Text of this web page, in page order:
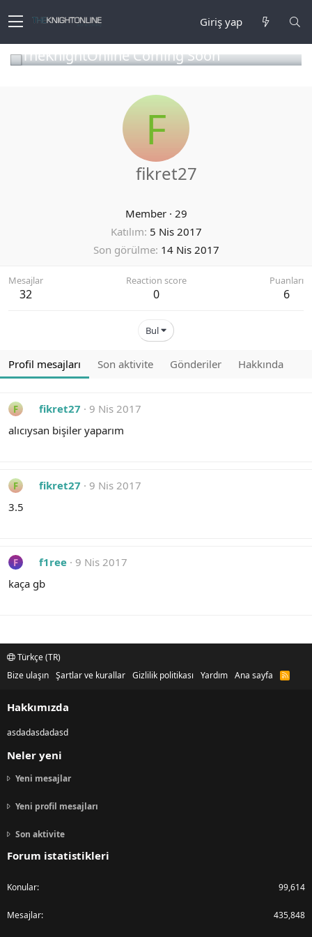
Giriş yap
TheKnightOnline Coming Soon
F
fikret27
Member · 29
Katılım 5 Nis 2017
Son görülme 14 Nis 2017
Mesajlar
32
Reaction score
0
Puanları
6
Bul
Profil mesajları Son aktivite Gönderiler Hakkında
F fikret27
9 Nis 2017
alıcıysan bişiler yaparım
F fikret27
9 Nis 2017
3.5
F f1ree
9 Nis 2017
kaça gb
Türkçe (TR)
Bize ulaşın Şartlar ve kurallar Gizlilik politikası Yardım Ana sayfa
R
Hakkımızda
asdadasdadasd
Neler yeni
Yeni mesajlar
Yeni profil mesajları
Son aktivite
Forum istatistikleri
Konular 99,614
Mesajlar 435,848